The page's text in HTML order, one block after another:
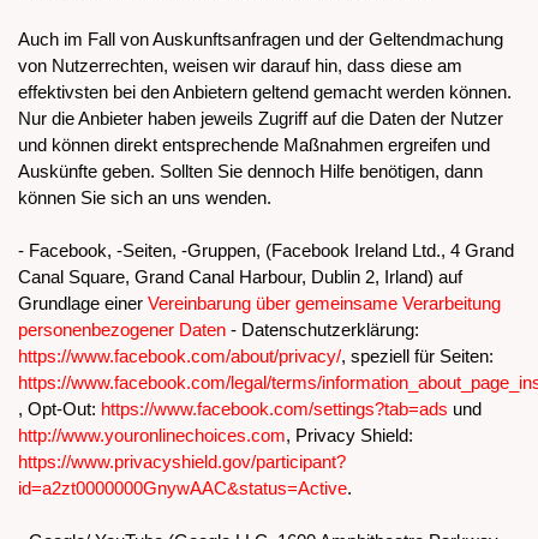
Auch im Fall von Auskunftsanfragen und der Geltendmachung
von Nutzerrechten, weisen wir darauf hin, dass diese am
effektivsten bei den Anbietern geltend gemacht werden können.
Nur die Anbieter haben jeweils Zugriff auf die Daten der Nutzer
und können direkt entsprechende Maßnahmen ergreifen und
Auskünfte geben. Sollten Sie dennoch Hilfe benötigen, dann
können Sie sich an uns wenden.
- Facebook, -Seiten, -Gruppen, (Facebook Ireland Ltd., 4 Grand
Canal Square, Grand Canal Harbour, Dublin 2, Irland) auf
Grundlage einer Vereinbarung über gemeinsame Verarbeitung
personenbezogener Daten - Datenschutzerklärung:
https://www.facebook.com/about/privacy/, speziell für Seiten:
https://www.facebook.com/legal/terms/
, Opt-Out: https://www.facebook.com/settings?tab=ads und
http://www.youronlinechoices.com, Privacy Shield:
https://www.privacyshield.gov/participant?
id=a2zt0000000GnywAAC&status=Active.